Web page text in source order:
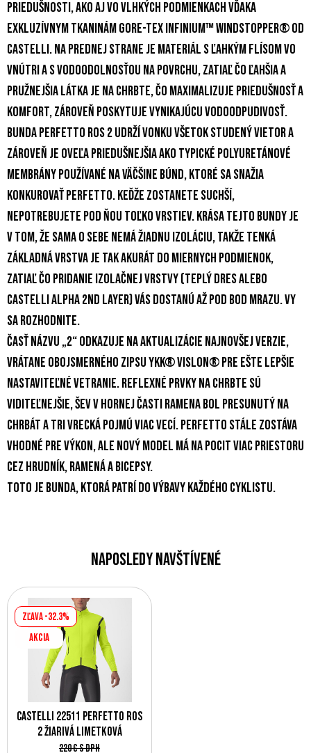
priedušnosti, ako aj vo vlhkých podmienkach vďaka
exkluzívnym tkaninám GORE-TEX INFINIUM™ WINDSTOPPER® od
Castelli. Na prednej strane je materiál s ľahkým flísom vo
vnútri a s vodoodolnosťou na povrchu, zatiaľ čo ľahšia a
pružnejšia látka je na chrbte, čo maximalizuje priedušnosť a
komfort, zároveň poskytuje vynikajúcu vodoodpudivosť.
Bunda Perfetto RoS 2 udrží vonku všetok studený vietor a
zároveň je oveľa priedušnejšia ako typické polyuretánové
membrány používané na väčšine búnd, ktoré sa snažia
konkurovať Perfetto. Keďže zostanete suchší,
nepotrebujete pod ňou toľko vrstiev. Krása tejto bundy je
v tom, že sama o sebe nemá žiadnu izoláciu, takže tenká
základná vrstva je tak akurát do miernych podmienok,
zatiaľ čo pridanie izolačnej vrstvy (teplý dres alebo
Castelli Alpha 2nd Layer) vás dostanú až pod bod mrazu. Vy
sa rozhodnite.
Časť názvu „2“ odkazuje na aktualizácie najnovšej verzie,
vrátane obojsmerného zipsu YKK® Vislon® pre ešte lepšie
nastaviteľné vetranie. Reflexné prvky na chrbte sú
viditeľnejšie, šev v hornej časti ramena bol presunutý na
chrbát a tri vrecká pojmú viac vecí. Perfetto stále zostáva
vhodné pre výkon, ale nový model má na pocit viac priestoru
cez hrudník, ramená a bicepsy.
Toto je bunda, ktorá patrí do výbavy každého cyklistu.
Naposledy navštívené
Zľava -32.3%
AKCIA
Castelli 22511 PERFETTO RoS
2 žiarivá limetková
220 €s DPH